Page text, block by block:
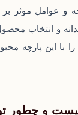
و عوامل موثر
و انتخاب
با این پارچه
چیست و چطور